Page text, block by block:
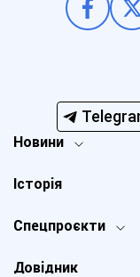
Новини
Спецпроєкти
Історія
Довідник